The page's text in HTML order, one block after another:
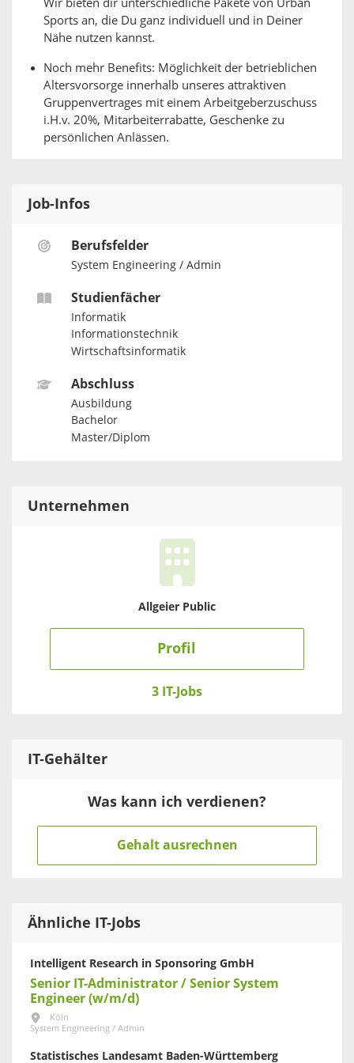
Wir bieten dir unterschiedliche Pakete von Urban
Sports an, die Du ganz individuell und in Deiner
Nähe nutzen kannst.
Noch mehr Benefits: Möglichkeit der betrieblichen
Altersvorsorge innerhalb unseres attraktiven
Gruppenvertrages mit einem Arbeitgeberzuschuss
i.H.v. 20%, Mitarbeiterrabatte, Geschenke zu
persönlichen Anlässen.
Job-Infos
Berufsfelder
System Engineering / Admin
Studienfächer
Informatik
Informationstechnik
Wirtschaftsinformatik
Abschluss
Ausbildung
Bachelor
Master/Diplom
Unternehmen
Allgeier Public
Profil
3 IT-Jobs
IT-Gehälter
Was kann ich verdienen?
Gehalt ausrechnen
Ähnliche IT-Jobs
Intelligent Research in Sponsoring GmbH
Senior IT-Administrator / Senior System
Engineer (w/m/d)
Köln
System Engineering / Admin
Statistisches Landesamt Baden-Württemberg